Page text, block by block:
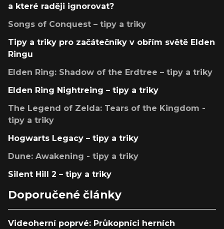
a které raději ignorovat?
Songs of Conquest – tipy a triky
Tipy a triky pro začátečníky v obřím světě Elden
Ringu
Elden Ring: Shadow of the Erdtree – tipy a triky
Elden Ring Nightreing – tipy a triky
The Legend of Zelda: Tears of the Kingdom -
tipy a triky
Hogwarts Legacy – tipy a triky
Dune: Awakening - tipy a triky
Silent Hill 2 – tipy a triky
Doporučené články
Videoherní poprvé: Průkopníci herních